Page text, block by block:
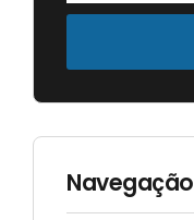
Navegação